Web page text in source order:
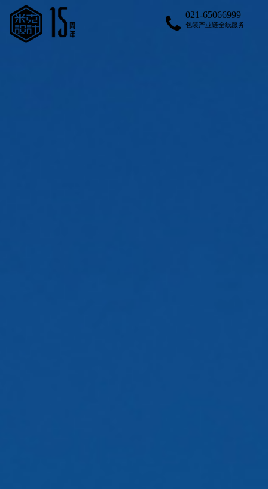
021-65066999
包装产业链全线服务